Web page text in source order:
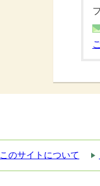
このサイトについて